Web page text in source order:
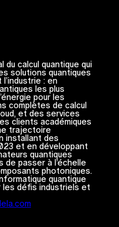
du calcul quantique qui
solutions quantiques
: en
les plus
pour les
complètes de calcul
et des services
clients académiques
trajectoire
installant des
et en développant
quantiques
de passer à l’échelle
photoniques.
quantique
les défis industriels et